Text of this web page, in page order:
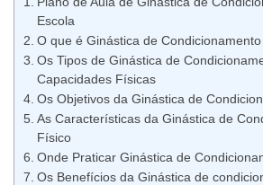
Escola
O que é Ginástica de
Os Tipos de Ginástica de
Capacidades Físicas
Os Objetivos da Ginástica de
As Características da Ginástica de
Físico
Onde Praticar Ginástica de
Os Benefícios da Ginástica de